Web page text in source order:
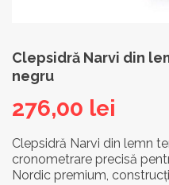
Clepsidră Narvi din
negru
276,00 lei
Clepsidră Narvi din lemn
cronometrare precisă
Nordic premium,